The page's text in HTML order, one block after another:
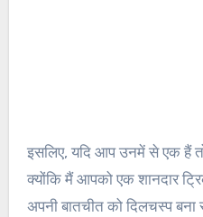
इसलिए, यदि आप उनमें से एक हैं
क्योंकि मैं आपको एक शानदार
अपनी बातचीत को दिलचस्प